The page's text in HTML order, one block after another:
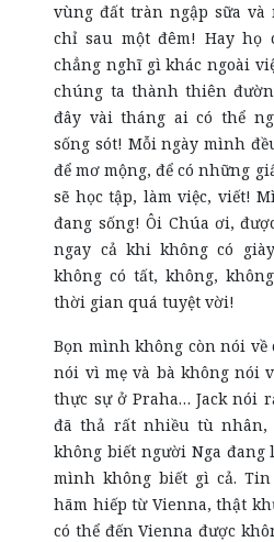
vùng đất tràn ngập sữa và
chỉ sau một đêm! Hay họ
chẳng nghĩ gì khác ngoài
chúng ta thành thiên
đây vài tháng ai có thể
sống sót! Mỗi ngày mình
để mơ mộng, để có những
sẽ học tập, làm việc, viết!
đang sống! Ôi Chúa ơi,
ngay cả khi không có
không có tất, không,
thời gian quá tuyệt vời!
Bọn mình không còn nói
nói vì mẹ và bà không nói
thực sự ở Praha… Jack nói
đã thả rất nhiều tù
không biết người Nga đang
mình không biết gì cả.
hãm hiếp từ Vienna, thật
có thể đến Vienna được